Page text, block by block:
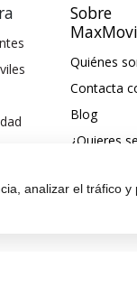
Sobre
Quiénes
Contacta
Blog
¿Quieres
Afiliación
analizar el tráfico